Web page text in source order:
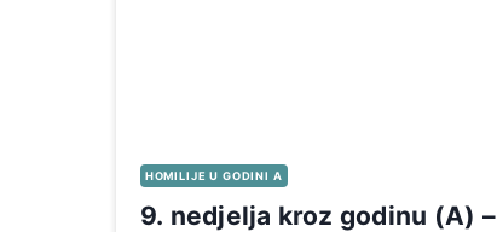
HOMILIJE U GODINI A
9. nedjelja kroz godinu (A) –